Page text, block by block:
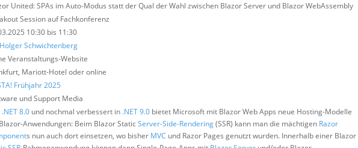
United: SPAs im Auto-Modus statt der Qual der Wahl zwischen Blazor Server und Blazor WebAssembly
Session auf Fachkonferenz
10:30 bis 11:30
Schwichtenberg
Veranstaltungs-Website
Mariott-Hotel oder online
Frühjahr 2025
und Support Media
.NET 8.0 und nochmal verbessert in .NET 9.0 bietet Microsoft mit Blazor Web Apps neue Hosting-Modelle
Anwendungen: Beim Blazor StaticServer-Side-Rendering(SSR) kann man die mächtigen Razor
s nun auch dort einsetzen, wo bisher MVC und Razor Pages genutzt wurden. Innerhalb einer Blazor